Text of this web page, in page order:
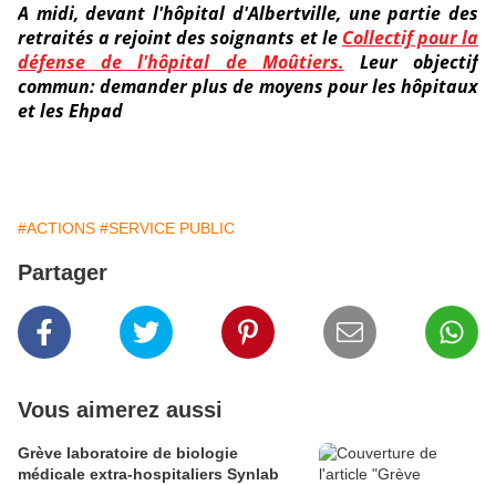
A midi, devant l'hôpital d'Albertville, une partie des
retraités a rejoint des soignants et le Collectif pour la
défense de l'hôpital de Moûtiers.
Leur objectif
commun: demander plus de moyens pour les hôpitaux
et les Ehpad
#ACTIONS #SERVICE PUBLIC
Partager
Vous aimerez aussi
Grève laboratoire de biologie
médicale extra-hospitaliers Synlab